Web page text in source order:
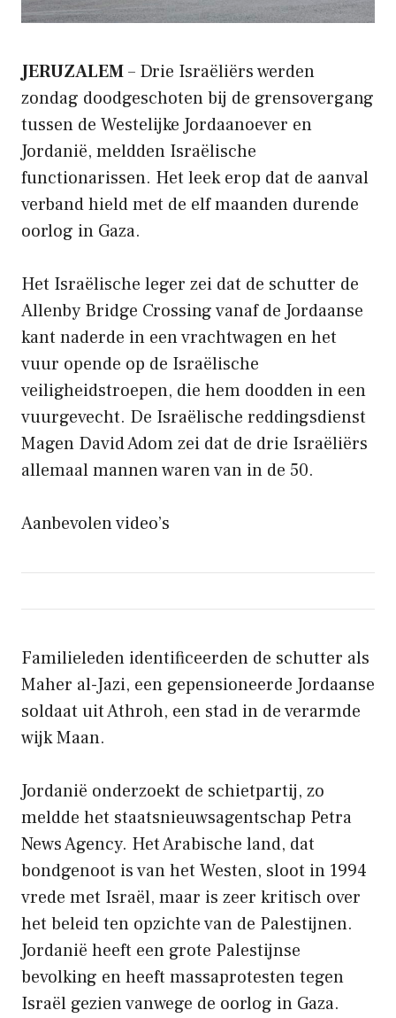
JERUZALEM– Drie Israëliërs werden
zondag doodgeschoten bij de grensovergang
tussen de Westelijke Jordaanoever en
Jordanië, meldden Israëlische
functionarissen. Het leek erop dat de aanval
verband hield met de elf maanden durende
oorlog in Gaza.
Het Israëlische leger zei dat de schutter de
Allenby Bridge Crossing vanaf de Jordaanse
kant naderde in een vrachtwagen en het
vuur opende op de Israëlische
veiligheidstroepen, die hem doodden in een
vuurgevecht. De Israëlische reddingsdienst
Magen David Adom zei dat de drie Israëliërs
allemaal mannen waren van in de 50.
Aanbevolen video’s
Familieleden identificeerden de schutter als
Maher al-Jazi, een gepensioneerde Jordaanse
soldaat uit Athroh, een stad in de verarmde
wijk Maan.
Jordanië onderzoekt de schietpartij, zo
meldde het staatsnieuwsagentschap Petra
News Agency. Het Arabische land, dat
bondgenoot is van het Westen, sloot in 1994
vrede met Israël, maar is zeer kritisch over
het beleid ten opzichte van de Palestijnen.
Jordanië heeft een grote Palestijnse
bevolking en heeft massaprotesten tegen
Israël gezien vanwege de oorlog in Gaza.